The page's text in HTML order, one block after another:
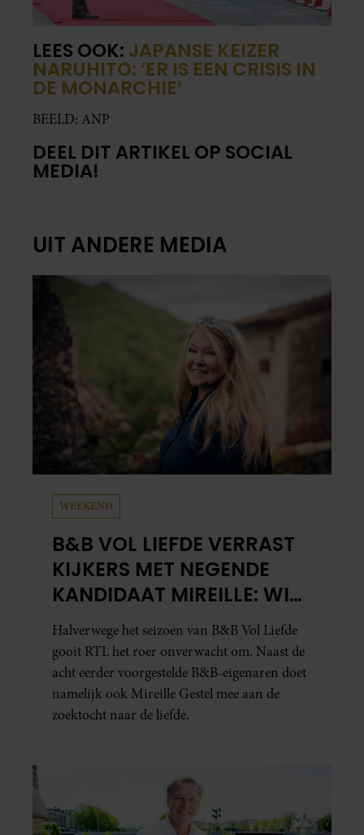
LEES OOK: JAPANSE KEIZER
NARUHITO: ‘ER IS EEN CRISIS IN
DE MONARCHIE’
BEELD: ANP
DEEL DIT ARTIKEL OP SOCIAL
MEDIA!
UIT ANDERE MEDIA
WEEKEND
B&B VOL LIEFDE VERRAST
KIJKERS MET NEGENDE
KANDIDAAT MIREILLE: WIE
IS ZIJ EIGENLIJK?
Halverwege het seizoen van B&B Vol Liefde
gooit RTL het roer onverwacht om. Naast de
acht eerder voorgestelde B&B-eigenaren doet
namelijk ook Mireille Gestel mee aan de
zoektocht naar de liefde.